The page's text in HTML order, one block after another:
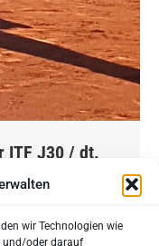
wir Technologien wie
und/oder darauf
ITF J30 / dt.
2024
ein! Der August